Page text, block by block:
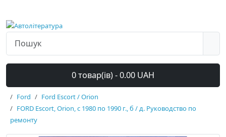
0 товар(ів) - 0.00 UAH
Ford
Ford Escort / Orion
FORD Escort, Orion, с 1980 по 1990 г., б / д. Руководство по
ремонту